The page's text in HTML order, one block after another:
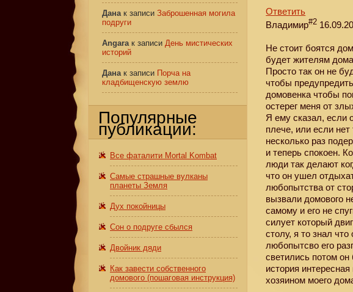
Ответить
Владимир#2
Не стоит боятся
будет жителям дома
Просто так он не
чтобы
домовенка чтобы
остерег меня от
Я ему сказал, если
плече, или если
несколько раз
и теперь спокоен.
люди так делают
что он ушел
любопытства от
вызвали домового
самому и его не
силует который
столу, я то знал
любопытсво его
светились потом
история
хозяином моего
Данак записи Заброшенная могила
подруги
Angaraк записи День мистических
историй
Данак записи Порча на
кладбищенскую землю
Популярные
публикации:
Все фаталити Mortal Kombat
Самые страшные вулканы
планеты Земля
Дух покойницы
Сон о подруге сбылся
Двойник дяди
Как завести собственного
домового (пошаговая инструкция)